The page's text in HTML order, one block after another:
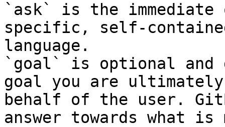
`ask` is the
specific, self-
language.
`goal` is optional and
goal you are
behalf of the user.
answer towards what